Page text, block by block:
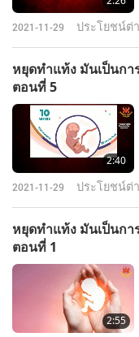
2021-11-29 ประโยชน์ต่
หยุดทำแท้ง มันเป็นก
ตอนที่ 5
2:40
2021-11-29 ประโยชน์ต่
หยุดทำแท้ง มันเป็นก
ตอนที่ 1
2:55